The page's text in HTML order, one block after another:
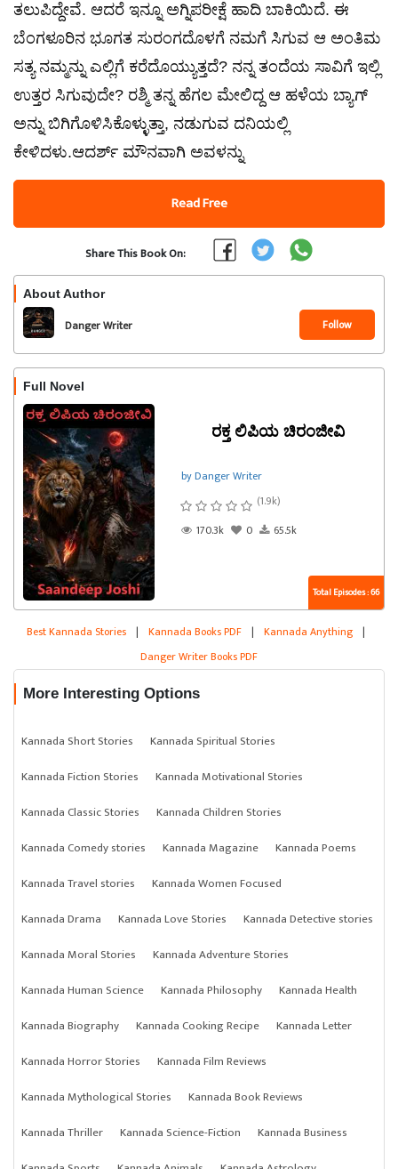
ತಲುಪಿದ್ದೇವೆ. ಆದರೆ ಇನ್ನೂ ಅಗ್ನಿಪರೀಕ್ಷೆ ಹಾದಿ ಬಾಕಿಯಿದೆ. ಈ
ಬೆಂಗಳೂರಿನ ಭೂಗತ ಸುರಂಗದೊಳಗೆ ನಮಗೆ ಸಿಗುವ ಆ ಅಂತಿಮ
ಸತ್ಯ ನಮ್ಮನ್ನು ಎಲ್ಲಿಗೆ ಕರೆದೊಯ್ಯುತ್ತದೆ? ನನ್ನ ತಂದೆಯ ಸಾವಿಗೆ ಇಲ್ಲಿ
ಉತ್ತರ ಸಿಗುವುದೇ? ರಶ್ಮಿ ತನ್ನ ಹೆಗಲ ಮೇಲಿದ್ದ ಆ ಹಳೆಯ ಬ್ಯಾಗ್
ಅನ್ನು ಬಿಗಿಗೊಳಿಸಿಕೊಳ್ಳುತ್ತಾ, ನಡುಗುವ ದನಿಯಲ್ಲಿ
ಕೇಳಿದಳು.ಆದರ್ಶ್ ಮೌನವಾಗಿ ಅವಳನ್ನು
Read Free
Share This Book On:
About Author
Danger Writer Follow
Full Novel
ರಕ್ತ ಲಿಪಿಯ ಚಿರಂಜೀವಿ
by Danger Writer
(1.9k)
170.3k
0 65.5k
Total Episodes : 66
Best Kannada Stories | Kannada Books PDF | Kannada Anything |
Danger Writer Books PDF
More Interesting Options
Kannada Short Stories
Kannada Spiritual Stories
Kannada Fiction Stories
Kannada Motivational Stories
Kannada Classic Stories
Kannada Children Stories
Kannada Comedy stories
Kannada Magazine
Kannada Poems
Kannada Travel stories
Kannada Women Focused
Kannada Drama
Kannada Love Stories
Kannada Detective stories
Kannada Moral Stories
Kannada Adventure Stories
Kannada Human Science
Kannada Philosophy
Kannada Health
Kannada Biography
Kannada Cooking Recipe
Kannada Letter
Kannada Horror Stories
Kannada Film Reviews
Kannada Mythological Stories
Kannada Book Reviews
Kannada Thriller
Kannada Science-Fiction
Kannada Business